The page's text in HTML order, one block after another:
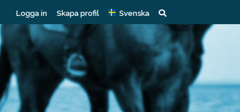
Logga in Skapa profil Svenska